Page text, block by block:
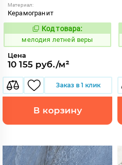
Материал:
Керамогранит
959008
Код товара:
мелодия летней веры
Цена
10 155 руб./м²
Заказ в 1 клик
В корзину